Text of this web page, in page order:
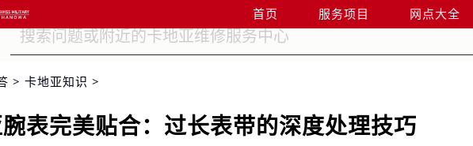
首页 服务项目 网点大全
> 卡地亚知识 >
表完美贴合：过长表带的深度处理技巧